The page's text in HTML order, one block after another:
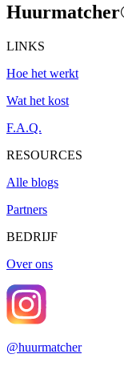
Huurmatcher
LINKS
Hoe het werkt
Wat het kost
F.A.Q.
RESOURCES
Alle blogs
Partners
BEDRIJF
Over ons
@huurmatcher